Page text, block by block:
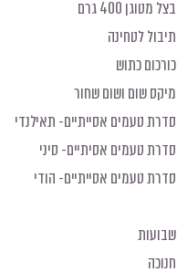
בצל מטוגן 400 גרם
תיבול לטחינה
כורכום כתוש
מיקס שום ושום שחור
סדרת טעמים אסייתיים- תאילנדי
סדרת טעמים אסיתיים- סיני
סדרת טעמים אסייתיים- הודי
שבועות
חנוכה